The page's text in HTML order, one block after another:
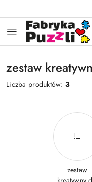
zestaw
Liczba produktów:3
zestaw